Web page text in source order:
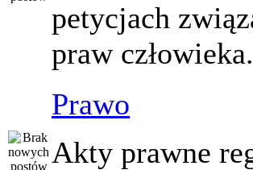
petycjach
praw człowieka.
Prawo
Akty prawne